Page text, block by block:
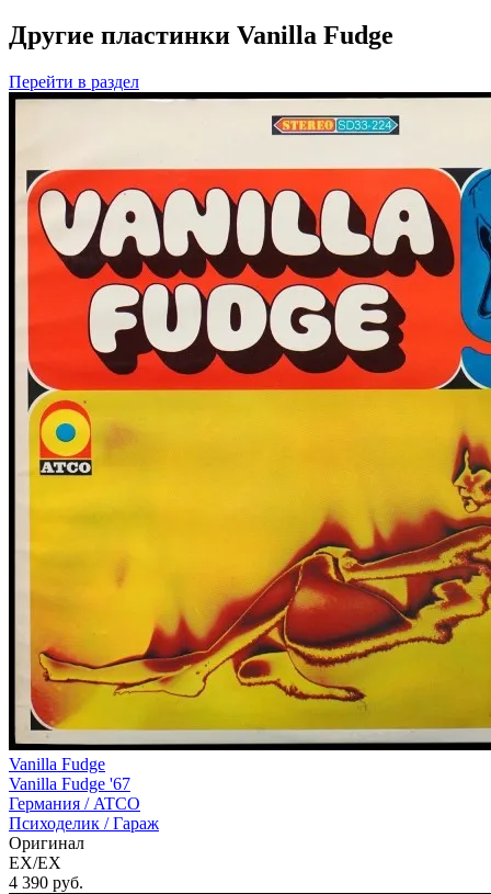
Другие пластинки Vanilla Fudge
Перейти в раздел
Vanilla Fudge
Vanilla Fudge '67
Германия / ATCO
Психоделик / Гараж
Оригинал
EX/EX
4 390 руб.